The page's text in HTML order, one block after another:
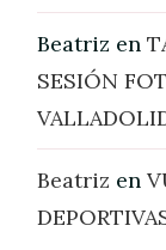
Beatriz en
SESIÓN
Beatriz en